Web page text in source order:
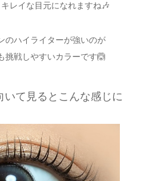
レイな目元になれますね🎶
のハイライターが強いのが
挑戦しやすいカラーです🙆
いて見るとこんな感じに